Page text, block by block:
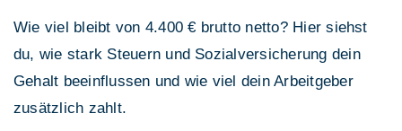
Wie viel bleibt von 4.400 € brutto netto? Hier siehst
du, wie stark Steuern und Sozialversicherung dein
Gehalt beeinflussen und wie viel dein Arbeitgeber
zusätzlich zahlt.